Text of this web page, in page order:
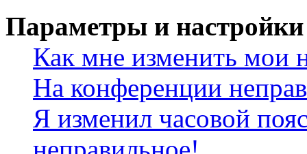
Параметры и настройки
Как мне изменить мои
На конференции
Я изменил часовой